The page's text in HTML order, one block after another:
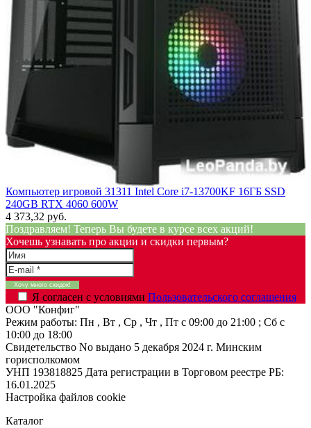
Компьютер игровой 31311 Intel Core i7-13700KF 16ГБ SSD
240GB RTX 4060 600W
4 373,32 руб.
Поздравляем! Теперь Вы будете в курсе всех акций!
Хочешь узнавать про акции и скидки первым?
Я согласен с условиями Пользовательского соглашения
ООО "Конфиг"
Режим работы: Пн , Вт , Ср , Чт , Пт c 09:00 до 21:00 ; Сб c
10:00 до 18:00
Свидетельство No выдано 5 декабря 2024 г. Минским
горисполкомом
УНП 193818825 Дата регистрации в Торговом реестре РБ:
16.01.2025
Настройка файлов cookie
Каталог